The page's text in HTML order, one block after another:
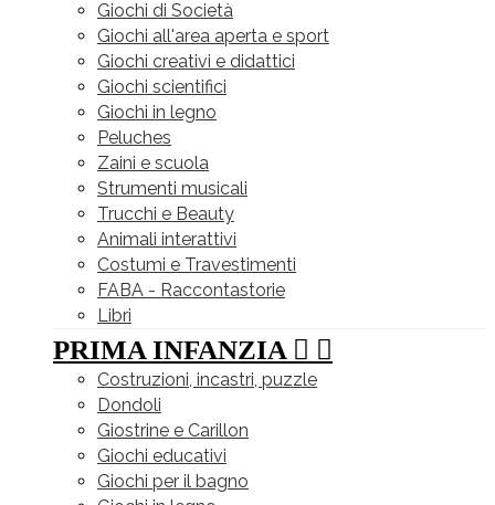
Giochi di Società
Giochi all'area aperta e sport
Giochi creativi e didattici
Giochi scientifici
Giochi in legno
Peluches
Zaini e scuola
Strumenti musicali
Trucchi e Beauty
Animali interattivi
Costumi e Travestimenti
FABA - Raccontastorie
Libri
PRIMA INFANZIA  
Costruzioni, incastri, puzzle
Dondoli
Giostrine e Carillon
Giochi educativi
Giochi per il bagno